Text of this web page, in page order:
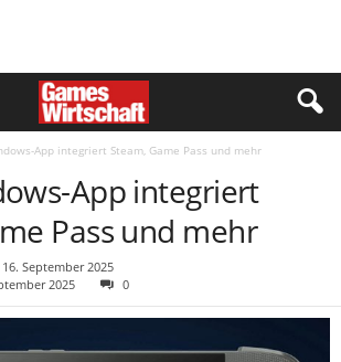
App integriert Steam, Game Pass und mehr
App integriert
Pass und mehr
16. September 2025
2025
0